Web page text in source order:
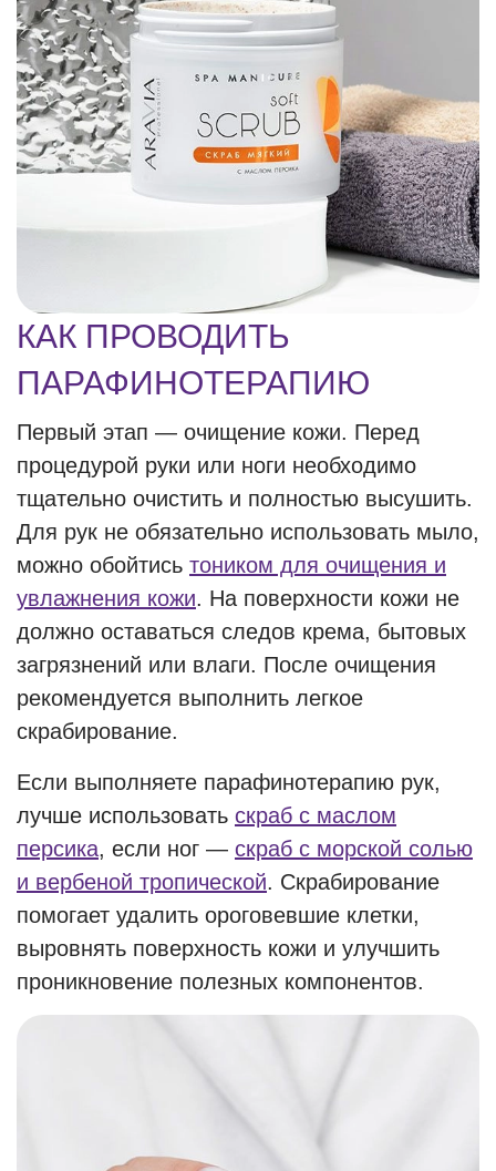
КАК ПРОВОДИТЬ
ПАРАФИНОТЕРАПИЮ
Первый этап — очищение кожи. Перед
процедурой руки или ноги необходимо
тщательно очистить и полностью высушить.
Для рук не обязательно использовать мыло,
можно обойтись тоником для очищения и
увлажнения кожи. На поверхности кожи не
должно оставаться следов крема, бытовых
загрязнений или влаги. После очищения
рекомендуется выполнить легкое
скрабирование.
Если выполняете парафинотерапию рук,
лучше использовать скраб с маслом
персика, если ног — скраб с морской солью
и вербеной тропической. Скрабирование
помогает удалить ороговевшие клетки,
выровнять поверхность кожи и улучшить
проникновение полезных компонентов.